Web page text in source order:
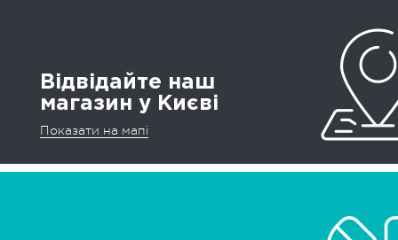
Відвідайте наш
магазин у Києві
Показати на мапі